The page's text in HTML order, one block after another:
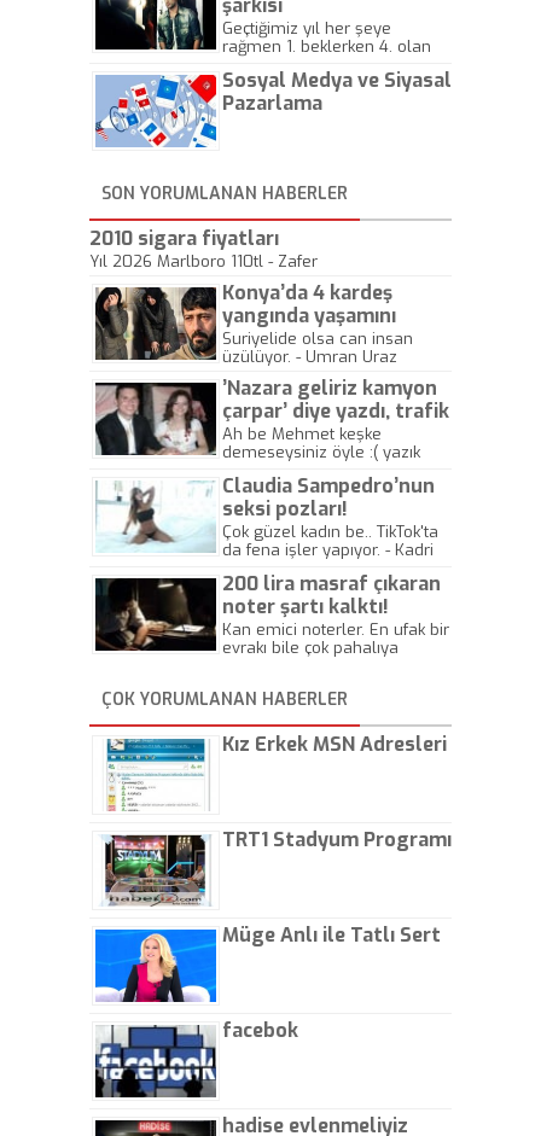
şarkısı
Geçtiğimiz yıl her şeye
rağmen 1. beklerken 4. olan
gösterisinin bu yarışmada
önemli olmadığını anlamıştır.
Sosyal Medya ve Siyasal
Pazarlama
SON YORUMLANAN HABERLER
2010 sigara fiyatları
Yıl 2026 Marlboro 110tl - Zafer
Konya’da 4 kardeş
yangında yaşamını
yitirdi
Suriyelide olsa can insan
üzülüyor. - Umran Uraz
’Nazara geliriz kamyon
çarpar’ diye yazdı, trafik
kazasında öldü!
Ah be Mehmet keşke
demeseysiniz öyle :( yazık
Claudia Sampedro’nun
seksi pozları!
Çok güzel kadın be.. TikTok'ta
da fena işler yapıyor. - Kadri
200 lira masraf çıkaran
noter şartı kalktı!
Kan emici noterler. En ufak bir
evrakı bile çok pahalıya
kaptırıyorsunuz. - Kayhan
Gezenti
ÇOK YORUMLANAN HABERLER
Kız Erkek MSN Adresleri
TRT1 Stadyum Programı
Müge Anlı ile Tatlı Sert
facebok
hadise evlenmeliyiz